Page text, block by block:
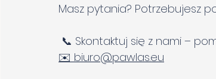
Masz pytania? Potrzebujesz
📞 Skontaktuj się z nami –
✉️ biuro@pawlas.eu